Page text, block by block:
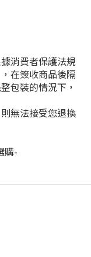
消費者保護法規
在簽收商品後隔
包裝的情況下，
無法接受您退換
購-